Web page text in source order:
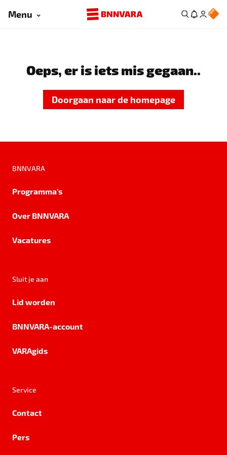
Menu
Oeps, er is iets mis gegaan..
Doorgaan naar de homepage
BNNVARA
Programma's
Over BNNVARA
Vacatures
Sluit je aan
Lid worden
BNNVARA-account
VARAgids
Service
Contact
Pers